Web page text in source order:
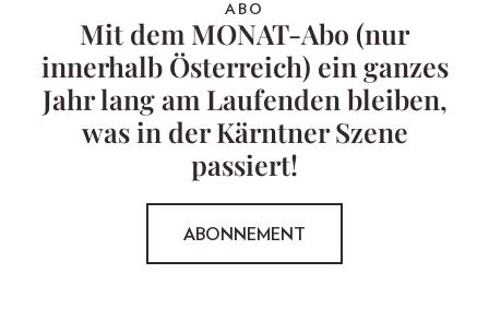
ABO
Mit dem MONAT-Abo (nur
innerhalb Österreich) ein ganzes
Jahr lang am Laufenden bleiben,
was in der Kärntner Szene
passiert!
ABONNEMENT